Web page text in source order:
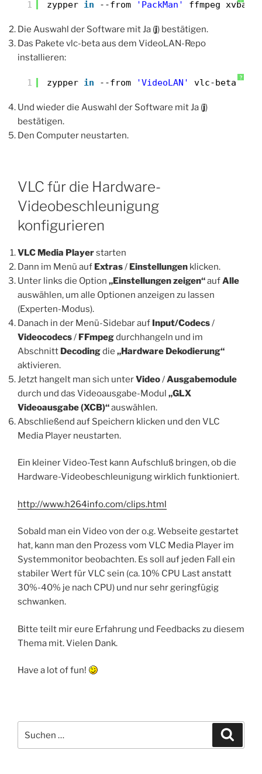
1 zypper in --from 'PackMan' ffmpeg xvba-
Die Auswahl der Software mit Ja (j) bestätigen.
Das Pakete vlc-beta aus dem VideoLAN-Repo
installieren:
?
1 zypper in --from 'VideoLAN' vlc-beta
Und wieder die Auswahl der Software mit Ja (j)
bestätigen.
Den Computer neustarten.
VLC für die Hardware-
Videobeschleunigung
konfigurieren
VLC Media Playerstarten
Dann im Menü auf Extras/ Einstellungen klicken.
Unter links die Option „Einstellungen zeigen“aufAlle
auswählen, um alle Optionen anzeigen zu lassen
(Experten-Modus).
Danach in der Menü-Sidebar auf Input/Codecs/
Videocodecs/ FFmpegdurchhangeln und im
Abschnitt Decodingdie „Hardware Dekodierung“
aktivieren.
Jetzt hangelt man sich unterVideo/Ausgabemodule
durch und das Videoausgabe-Modul „GLX
Videoausgabe (XCB)“auswählen.
Abschließend auf Speichern klicken und den VLC
Media Player neustarten.
Ein kleiner Video-Test kann Aufschluß bringen, ob die
Hardware-Videobeschleunigung wirklich funktioniert.
http://www.h264info.com/clips.html
Sobald man ein Video von der o.g. Webseite gestartet
hat, kann man den Prozess vom VLC Media Player im
Systemmonitor beobachten. Es soll auf jeden Fall ein
stabiler Wert für VLC sein (ca. 10% CPU Last anstatt
30%-40% je nach CPU) und nur sehr geringfügig
schwanken.
Bitte teilt mir eure Erfahrung und Feedbacks zu diesem
Thema mit. Vielen Dank.
Have a lot of fun!
nach: